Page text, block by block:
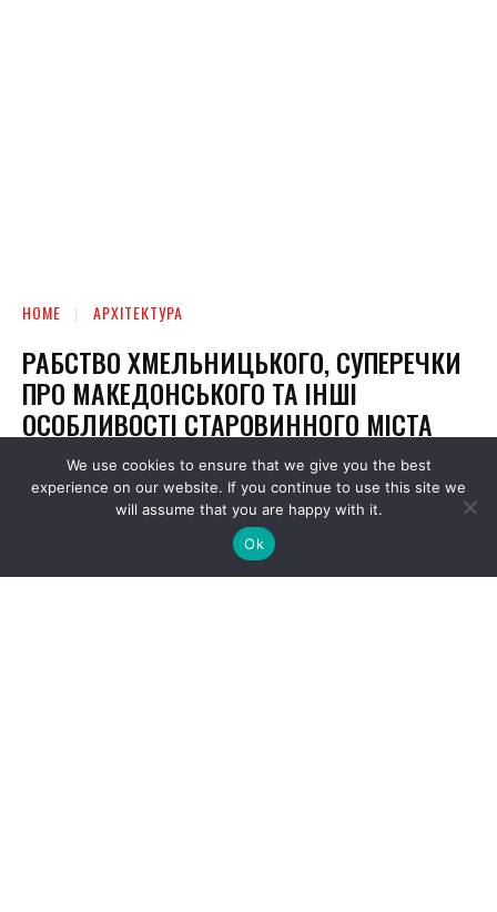
We use cookies to ensure that we give you the best
experience on our website. If you continue to use this site we
will assume that you are happy with it.
Ok